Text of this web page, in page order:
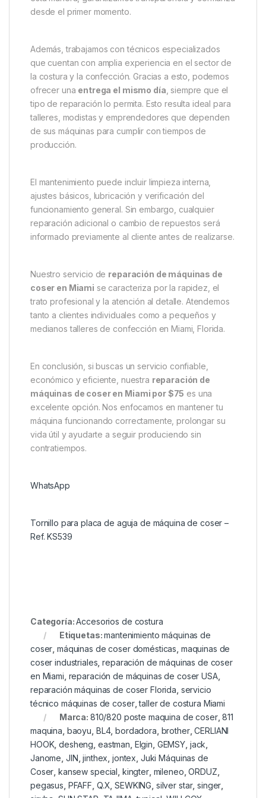
desde el primer momento.
Además, trabajamos con técnicos especializados
que cuentan con amplia experiencia en el sector de
la costura y la confección. Gracias a esto, podemos
ofrecer una entrega el mismo día , siempre que el
tipo de reparación lo permita. Esto resulta ideal para
talleres, modistas y emprendedores que dependen
de sus máquinas para cumplir con tiempos de
producción.
El mantenimiento puede incluir limpieza interna,
ajustes básicos, lubricación y verificación del
funcionamiento general. Sin embargo, cualquier
reparación adicional o cambio de repuestos será
informado previamente al cliente antes de realizarse.
Nuestro servicio de reparación de máquinas de
coser en Miami se caracteriza por la rapidez, el
trato profesional y la atención al detalle. Atendemos
tanto a clientes individuales como a pequeños y
medianos talleres de confección en Miami, Florida.
En conclusión, si buscas un servicio confiable,
económico y eficiente, nuestra reparación de
máquinas de coser en Miami por $75 es una
excelente opción. Nos enfocamos en mantener tu
máquina funcionando correctamente, prolongar su
vida útil y ayudarte a seguir produciendo sin
contratiempos.
WhatsApp
Tornillo para placa de aguja de máquina de coser –
Ref. KS539
Categoría:Accesorios de costura
Etiquetas:mantenimiento máquinas de
coser ,máquinas de coser domésticas maquinas de
coser industriales ,reparación de máquinas de coser
en Miami reparación de máquinas de coser USA,
reparación máquinas de coser Florida servicio
técnico máquinas de coser,taller de costura Miami
Marca: 810/820 poste maquina de coser,811
maquina baoyu BL4,bordadora brother,CERLIANI
HOOK,desheng eastman Elgin GEMSY jack
Janome JIN ,jinthex jontex Juki Máquinas de
Coser ,kansew special kingter, mileneo ,ORDUZ
pegasus PFAFF Q.X ,SEWKING silver star,singer